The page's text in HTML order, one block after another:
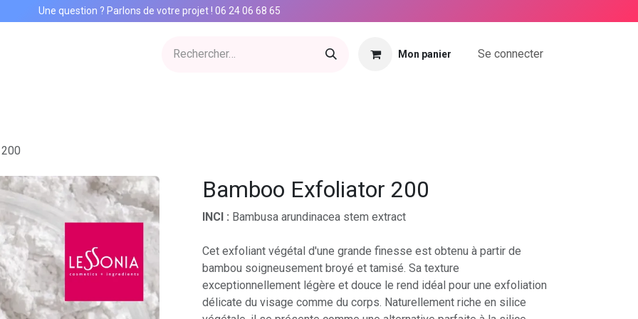
Une question ? Parlons de votre projet! 06 24 06 68 65
Mon panier Se connecter
Bamboo Exfoliator 200
INCI : Bambusa arundinacea stem extract
Cet exfoliant végétal d'une grande finesse est obtenu à partir de
bambou soigneusement broyé et tamisé. Sa texture
exceptionnellement légère et douce le rend idéal pour une exfoliation
délicate du visage comme du corps. Naturellement riche en silice